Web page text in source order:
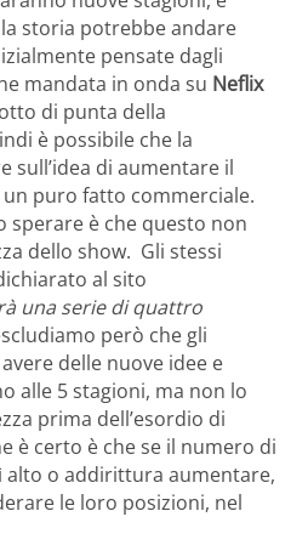
storia potrebbe andare
pensate dagli
mandata in onda su Neflix
di punta della
è possibile che la
sull’idea di aumentare il
puro fatto commerciale.
sperare è che questo non
dello show. Gli stessi
al sito
una serie di quattro
però che gli
delle nuove idee e
alle 5 stagioni, ma non lo
prima dell’esordio di
è certo è che se il numero di
alto o addirittura aumentare,
le loro posizioni, nel